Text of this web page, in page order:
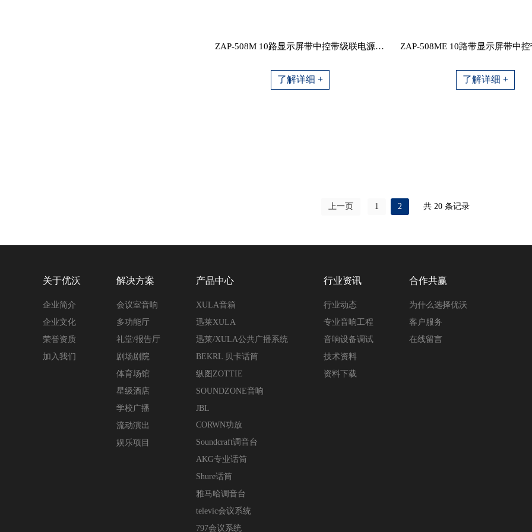
ZAP-508M 10路显示屏带中控带级联电源时序器
了解详细 + 了解详细 +
上一页 1 2 共 20 条记录
关于优沃
企业简介
企业文化
荣誉资质
加入我们
解决方案
会议室音响
多功能厅
礼堂/报告厅
剧场剧院
体育场馆
星级酒店
学校广播
流动演出
娱乐项目
产品中心
XULA音箱
迅莱XULA
迅莱/XULA公共广播系统
BEKRL 贝卡话筒
纵图ZOTTIE
SOUNDZONE音响
JBL
CORWN功放
Soundcraft调音台
AKG专业话筒
Shure话筒
雅马哈调音台
televic会议系统
797会议系统
行业资讯
行业动态
专业音响工程
音响设备调试
技术资料
资料下载
合作共赢
为什么选择优沃
客户服务
在线留言